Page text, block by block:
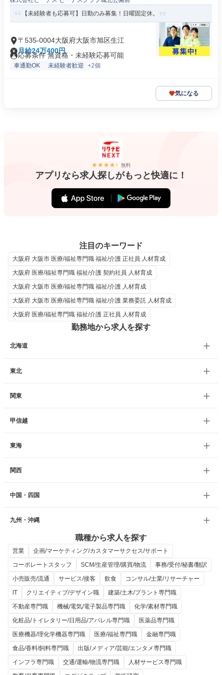
【未経験者も応募可】日勤のみ募集！日曜固定休。
〒535-0004大阪府大阪市旭区生江
月給24万400円
応募条件 無資格・未経験応募可能
車通勤OK 未経験者歓迎 +2個
気になる
無料
アプリなら求人探しがもっと快適に！
注目のキーワード
大阪府 大阪市 医療/福祉専門職 福祉/介護 正社員 人材育成
大阪府 医療/福祉専門職 福祉/介護 契約社員 人材育成
大阪府 大阪市 医療/福祉専門職 福祉/介護 人材育成
大阪府 大阪市 医療/福祉専門職 福祉/介護 業務委託 人材育成
大阪府 医療/福祉専門職 福祉/介護 正社員 人材育成
勤務地から求人を探す
北海道
東北
関東
甲信越
東海
関西
中国・四国
九州・沖縄
職種から求人を探す
営業
企画/マーケティング/カスタマーサクセス/サポート
コーポレートスタッフ
SCM/生産管理/購買/物流
事務/受付/秘書/翻訳
小売販売/流通
サービス/接客 飲食
コンサル/士業/リサーチャー
IT
クリエイティブ/デザイン職
建築/土木/プラント専門職
不動産専門職
機械/電気/電子製品専門職
化学/素材専門職
化粧品/トイレタリー/日用品/アパレル専門職
医薬品専門職
医療機器/理化学機器専門職
医療/福祉専門職
金融専門職
食品/香料/飼料専門職
出版/メディア/芸能/エンタメ専門職
インフラ専門職
交通/運輸/物流専門職
人材サービス専門職